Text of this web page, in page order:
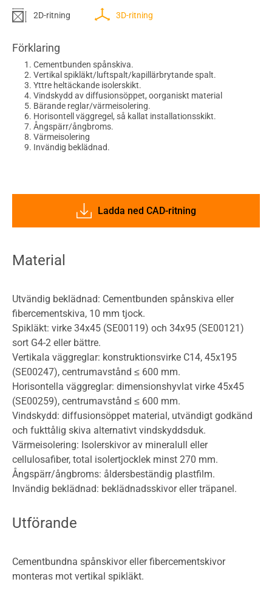
2D-ritning 3D-ritning
Förklaring
Cementbunden spånskiva.
Vertikal spikläkt/luftspalt/kapillärbrytande spalt.
Yttre heltäckande isolerskikt.
Vindskydd av diffusionsöppet, oorganiskt material
Bärande reglar/värmeisolering.
Horisontell väggregel, så kallat installationsskikt.
Ångspärr/ångbroms.
Värmeisolering
Invändig beklädnad.
Ladda ned CAD-ritning
Material
Utvändig beklädnad: Cementbunden spånskiva eller
fibercementskiva, 10 mm tjock.
Spikläkt: virke 34x45 (SE00119) och 34x95 (SE00121)
sort G4-2 eller bättre.
Vertikala väggreglar: konstruktionsvirke C14, 45x195
(SE00247), centrumavstånd ≤ 600 mm.
Horisontella väggreglar: dimensionshyvlat virke 45x45
(SE00259), centrumavstånd ≤ 600 mm.
Vindskydd: diffusionsöppet material, utvändigt godkänd
och fukttålig skiva alternativt vindskyddsduk.
Värmeisolering: Isolerskivor av mineralull eller
cellulosafiber, total isolertjocklek minst 270 mm.
Ångspärr/ångbroms: åldersbeständig plastfilm.
Invändig beklädnad: beklädnadsskivor eller träpanel.
Utförande
Cementbundna spånskivor eller fibercementskivor
monteras mot vertikal spikläkt.